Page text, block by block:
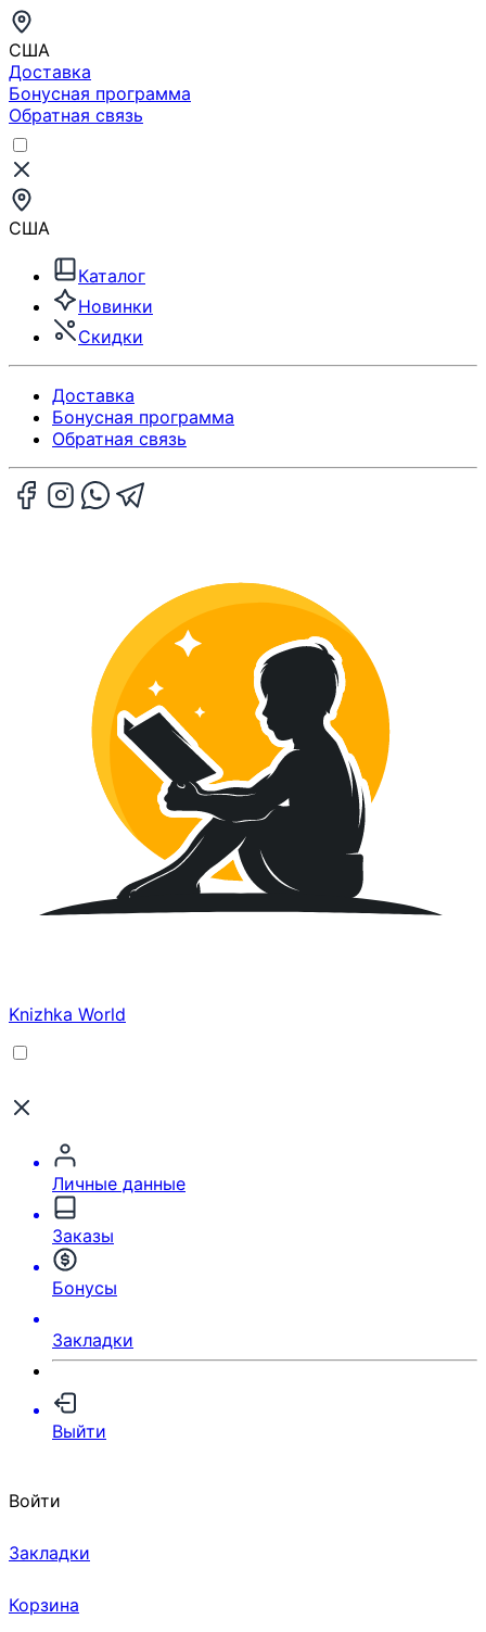
США
Доставка
Бонусная программа
Обратная связь
США
Каталог
Новинки
Скидки
Доставка
Бонусная программа
Обратная связь
Knizhka World
Личные данные
Заказы
Бонусы
Закладки
Выйти
Войти
Закладки
Корзина